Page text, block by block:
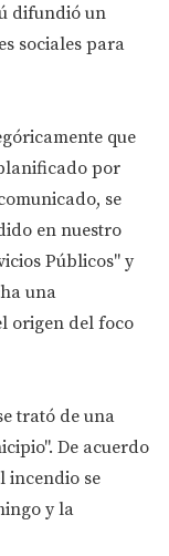
difundió un
sociales para
que
por
se
en nuestro
Públicos" y
una
origen del foco
trató de una
De acuerdo
incendio se
y la